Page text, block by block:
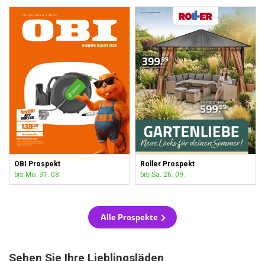
OBI Prospekt
bis Mo. 31. 08.
Roller Prospekt
bis Sa. 26. 09.
Alle Prospekte
Sehen Sie Ihre Lieblingsläden